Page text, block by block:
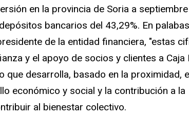
en la provincia de Soria a
bancarios del 43,29%. En
de la entidad financiera, "estas
y el apoyo de socios y clientes a Caja
que desarrolla, basado en la proximidad,
económico y social y la contribución a la
al bienestar colectivo.